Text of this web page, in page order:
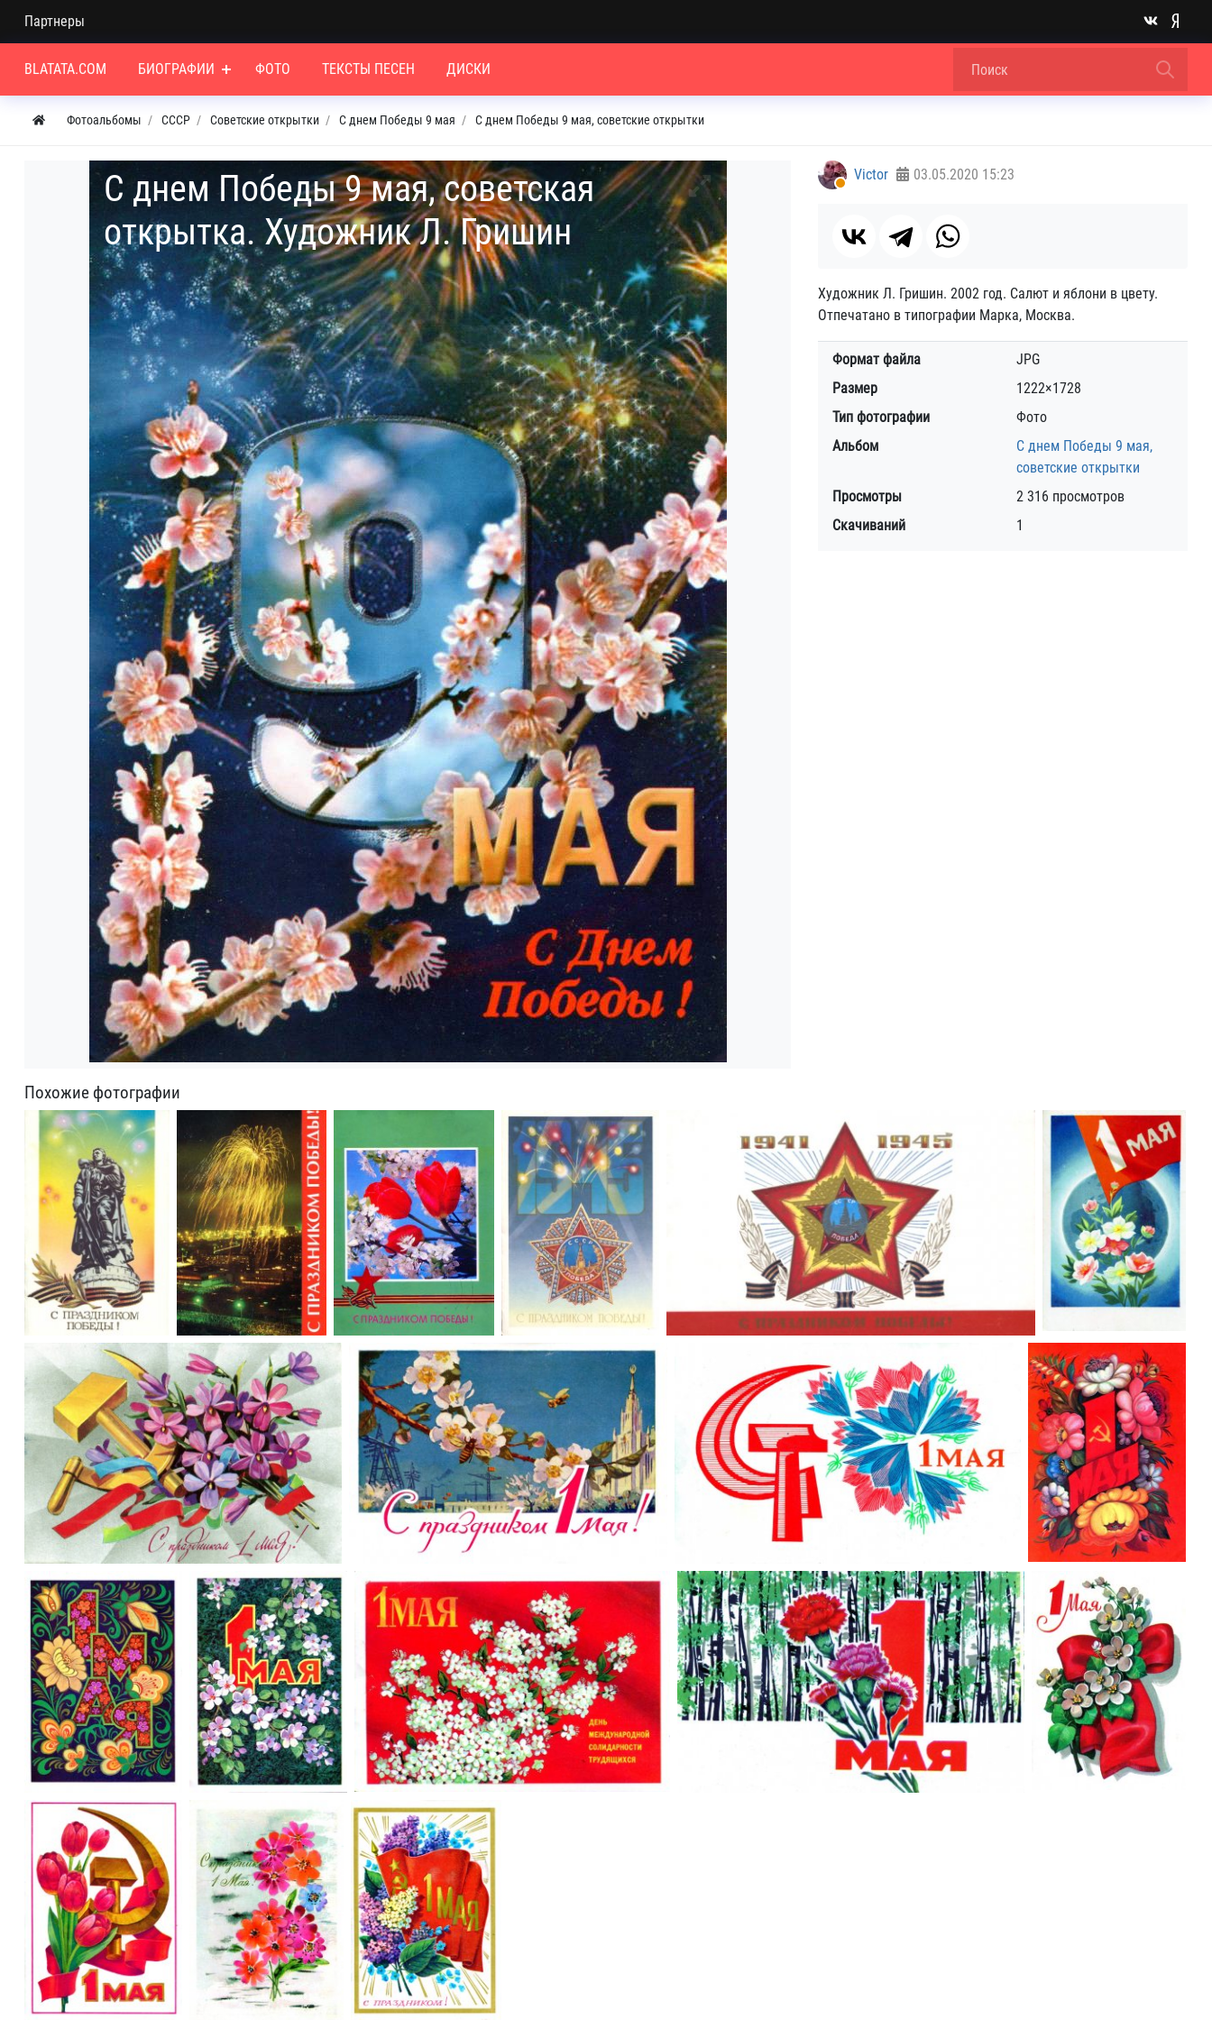
Партнеры
BLATATA.COM БИОГРАФИИ ФОТО ТЕКСТЫ ПЕСЕН ДИСКИ
Фотоальбомы СССР Советские открытки С днем Победы 9 мая С днем Победы 9 мая, советские открытки
С днем Победы 9 мая, советская
открытка. Художник Л. Гришин
Victor 03.05.2020 15:23
Художник Л. Гришин. 2002 год. Салют и яблони в цвету.
Отпечатано в типографии Марка, Москва.
Формат файла
JPG
Размер
1222×1728
Тип фотографии
Фото
Альбом
С днем Победы 9 мая,
советские открытки
Просмотры
2 316 просмотров
Скачиваний
1
Похожие фотографии